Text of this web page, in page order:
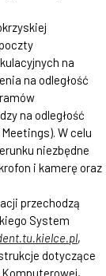
na
na odległość
na odległość
W celu
niezbędne
i kamerę oraz
przechodzą
System
,
dotyczące